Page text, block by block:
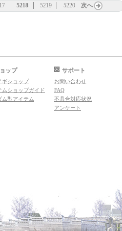
5218 5219 5220 次へ
ップ
ギショップ
ムショップガイド
ム型アイテム
サポート
お問い合わせ
FAQ
不具合対応状況
アンケート